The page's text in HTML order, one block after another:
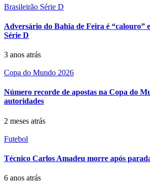
Brasileirão Série D
Adversário do Bahia de Feira é “calouro”
Série D
3 anos atrás
Copa do Mundo 2026
Número recorde de apostas na Copa do
autoridades
2 meses atrás
Futebol
Técnico Carlos Amadeu morre após
6 anos atrás